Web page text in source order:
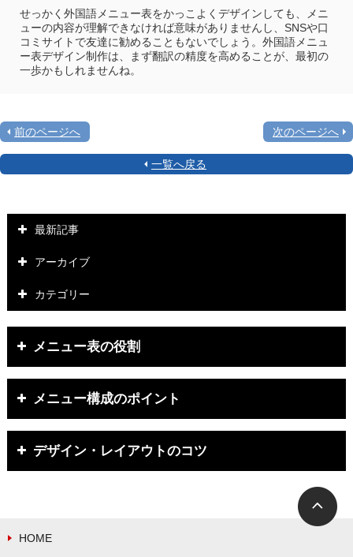
せっかく外国語メニュー表をかっこよくデザインしても、メニ
ューの内容が理解できなければ意味がありませんし、SNSや口
コミサイトで友達に勧めることもないでしょう。外国語メニュ
ー表デザイン制作は、まず翻訳の精度を高めることが、最初の
一歩かもしれませんね。
前のページへ 次のページへ
一覧へ戻る
最新記事
アーカイブ
カテゴリー
メニュー表の役割
メニュー構成のポイント
デザイン・レイアウトのコツ
HOME